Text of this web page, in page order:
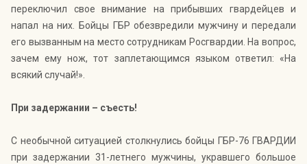
переключил свое внимание на прибывших гвардейцев и
напал на них. Бойцы ГБР обезвредили мужчину и передали
его вызванным на место сотрудникам Росгвардии. На вопрос,
зачем ему нож, тот заплетающимся языком ответил: «На
всякий случай!».
При задержании – съесть!
С необычной ситуацией столкнулись бойцы ГБР-76 ГВАРДИИ
при задержании 31-летнего мужчины, укравшего большое